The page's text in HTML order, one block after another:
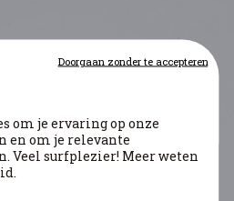
in Luik.
HET DEPOT VAN HET
om je ervaring op onze
en om je relevante
Veel surfplezier! Meer weten
Doorgaan zonder te accepteren